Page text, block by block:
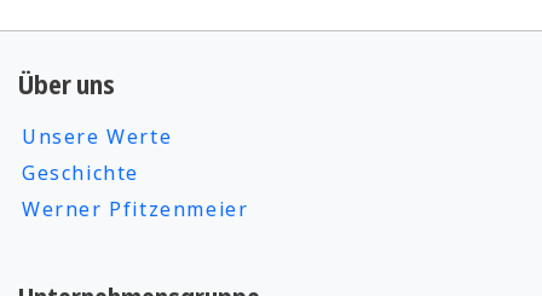
Food Facts
Europa und wurde dort bereits im Mittelalter
als appetitanregende Pflanze in der
Naturheilkunde sowie zum Essen bei Hofe
Food Facts
Beintraining für zuhause
Heute beschäftigen wir uns mit dem Workout-
Thema„Beintraining für zuhause“
LESEN
Über uns
Unsere Werte
Geschichte
Werner Pfitzenmeier